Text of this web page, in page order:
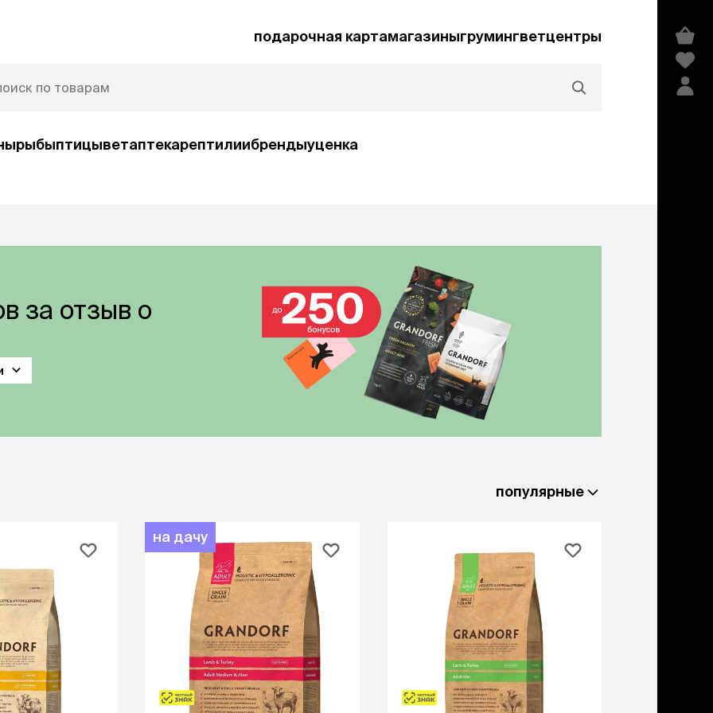
подарочная картамагазиныгрумингветцентры
рыбыптицыветаптекарептилиибрендыуценка
корм
для
туалета
Автокормушки
Из натуральных
материалов
Игрушки с чипом
Интерактивные
Мячики для кошек
Развивающие
Текстильные
Дразнилки
Лазерные указки
средства гигиены и
косметика
Шампуни
Кондиционеры и
бальзамы
Сухие, без смывания
От перхоти и зуда
Для длинношерстных
Уход за глазами
средства от запаха
Отпугиватели
за отзыв о
популярные
на дачу